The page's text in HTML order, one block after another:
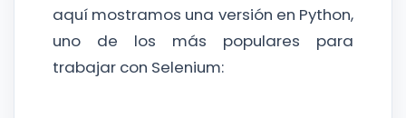
aquí mostramos una versión en Python,
uno de los más populares para
trabajar con Selenium: